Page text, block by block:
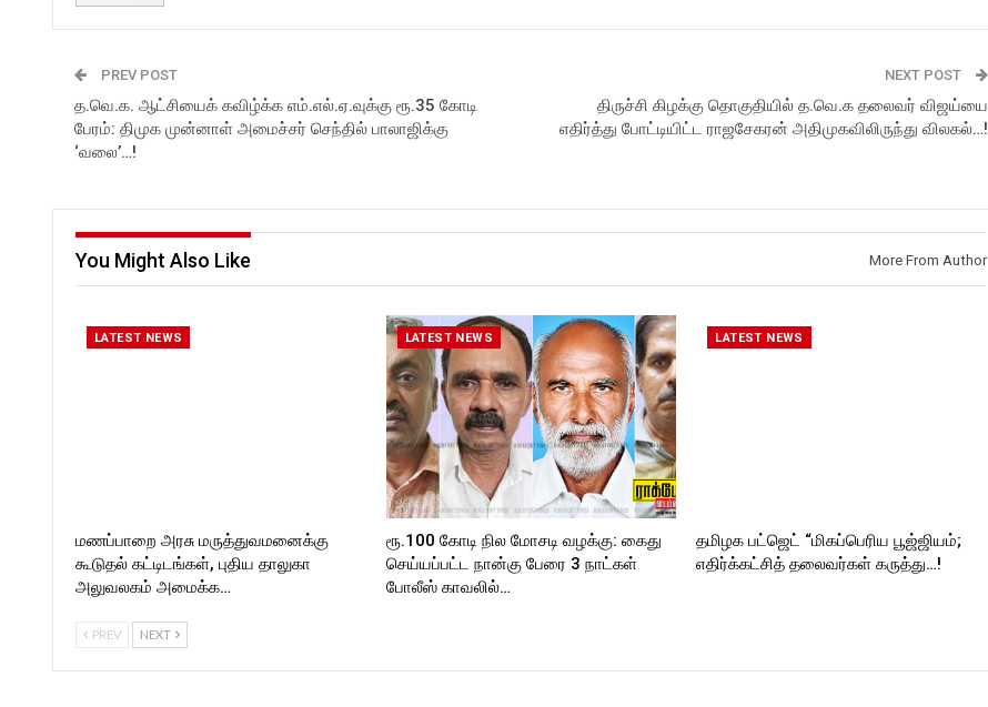
PREV POST
த.வெ.க. ஆட்சியைக் கவிழ்க்க எம்.எல்.ஏ.வுக்கு ரூ.35 கோடி
பேரம்: திமுக முன்னாள் அமைச்சர் செந்தில் பாலாஜிக்கு
‘வலை’…!
NEXT POST
திருச்சி கிழக்கு தொகுதியில் த.வெ.க தலைவர் விஜய்யை
எதிர்த்து போட்டியிட்ட ராஜசேகரன் அதிமுகவிலிருந்து விலகல்…!
You Might Also Like More From Author
LATEST NEWS
மணப்பாறை அரசு மருத்துவமனைக்கு
கூடுதல் கட்டிடங்கள், புதிய தாலுகா
அலுவலகம் அமைக்க…
LATEST NEWS
ரூ.100 கோடி நில மோசடி வழக்கு: கைது
செய்யப்பட்ட நான்கு பேரை 3 நாட்கள்
போலீஸ் காவலில்…
LATEST NEWS
தமிழக பட்ஜெட் “மிகப்பெரிய பூஜ்ஜியம்;
எதிர்க்கட்சித் தலைவர்கள் கருத்து…!
PREV NEXT